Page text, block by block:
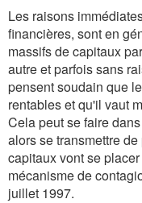
Les raisons
financières, sont en
massifs de capitaux
autre et parfois sans
pensent soudain que
rentables et qu'il vaut
Cela peut se faire
alors se transmettre
capitaux vont se
mécanisme de
juillet 1997.